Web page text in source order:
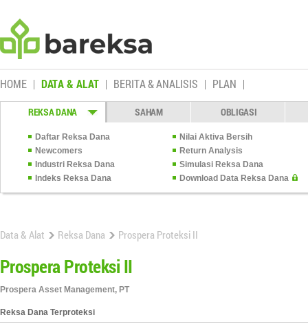
HOME DATA & ALAT BERITA & ANALISIS PLAN
REKSA DANA SAHAM OBLIGASI
Daftar Reksa Dana
Nilai Aktiva Bersih
Newcomers
Return Analysis
Industri Reksa Dana
Simulasi Reksa Dana
Indeks Reksa Dana
Download Data Reksa Dana
Data & Alat Reksa Dana Prospera Proteksi II
Prospera Proteksi II
Prospera Asset Management, PT
Reksa Dana Terproteksi